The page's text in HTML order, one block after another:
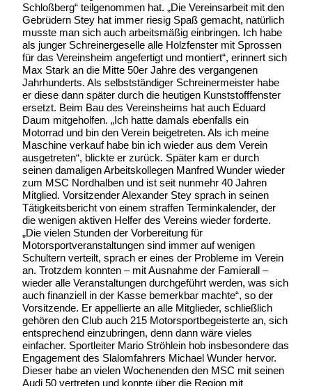
Schloßberg“ teilgenommen hat. „Die Vereinsarbeit mit den
Gebrüdern Stey hat immer riesig Spaß gemacht, natürlich
musste man sich auch arbeitsmäßig einbringen. Ich habe
als junger Schreinergeselle alle Holzfenster mit Sprossen
für das Vereinsheim angefertigt und montiert“, erinnert sich
Max Stark an die Mitte 50er Jahre des vergangenen
Jahrhunderts. Als selbstständiger Schreinermeister habe
er diese dann später durch die heutigen Kunststofffenster
ersetzt. Beim Bau des Vereinsheims hat auch Eduard
Daum mitgeholfen. „Ich hatte damals ebenfalls ein
Motorrad und bin den Verein beigetreten. Als ich meine
Maschine verkauf habe bin ich wieder aus dem Verein
ausgetreten“, blickte er zurück. Später kam er durch
seinen damaligen Arbeitskollegen Manfred Wunder wieder
zum MSC Nordhalben und ist seit nunmehr 40 Jahren
Mitglied. Vorsitzender Alexander Stey sprach in seinen
Tätigkeitsbericht von einem straffen Terminkalender, der
die wenigen aktiven Helfer des Vereins wieder forderte.
„Die vielen Stunden der Vorbereitung für
Motorsportveranstaltungen sind immer auf wenigen
Schultern verteilt, sprach er eines der Probleme im Verein
an. Trotzdem konnten – mit Ausnahme der Famierall –
wieder alle Veranstaltungen durchgeführt werden, was sich
auch finanziell in der Kasse bemerkbar machte“, so der
Vorsitzende. Er appellierte an alle Mitglieder, schließlich
gehören den Club auch 215 Motorsportbegeisterte an, sich
entsprechend einzubringen, denn dann wäre vieles
einfacher. Sportleiter Mario Ströhlein hob insbesondere das
Engagement des Slalomfahrers Michael Wunder hervor.
Dieser habe an vielen Wochenenden den MSC mit seinen
Audi 50 vertreten und konnte über die Region mit